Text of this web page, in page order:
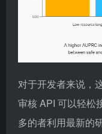
对于开发者来说，
审核 API 可以轻松
多的者利用最新的